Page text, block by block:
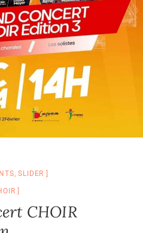
,SLIDER
CHOIR